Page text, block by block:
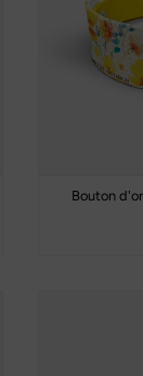
Bouton